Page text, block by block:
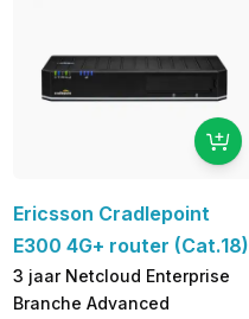
Ericsson Cradlepoint
E300 4G+ router (Cat.18)
3 jaar Netcloud Enterprise
Branche Advanced